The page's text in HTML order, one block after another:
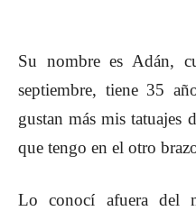
Su nombre es Adán,
septiembre, tiene 35
gustan más mis tatuajes
que tengo en el otro
Lo conocí afuera del